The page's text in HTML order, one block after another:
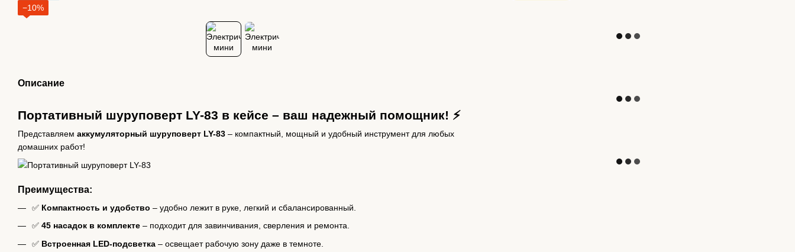
−10%
Описание
Портативный шуруповерт LY-83 в кейсе – ваш надежный помощник! ⚡
Представляем аккумуляторный шуруповерт LY-83 – компактный, мощный и удобный инструмент для любых
домашних работ!
Преимущества:
✅ Компактность и удобство – удобно лежит в руке, легкий и сбалансированный.
✅ 45 насадок в комплекте – подходит для завинчивания, сверления и ремонта.
✅ Встроенная LED-подсветка – освещает рабочую зону даже в темноте.